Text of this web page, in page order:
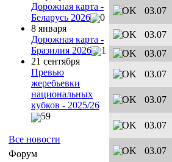
Дорожная карта -
Беларусь 2026
0
8 января
Дорожная карта -
Бразилия 2026
1
21 сентября
Превью
жеребьевки
национальных
кубков - 2025/26
59
Все новости
Форум
03.07
03.07
03.07
03.07
03.07
03.07
03.07